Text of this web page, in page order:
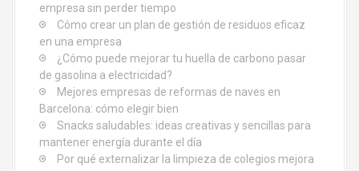
empresa sin perder tiempo
Cómo crear un plan de gestión de residuos eficaz
en una empresa
¿Cómo puede mejorar tu huella de carbono pasar
de gasolina a electricidad?
Mejores empresas de reformas de naves en
Barcelona: cómo elegir bien
Snacks saludables: ideas creativas y sencillas para
mantener energía durante el día
Por qué externalizar la limpieza de colegios mejora